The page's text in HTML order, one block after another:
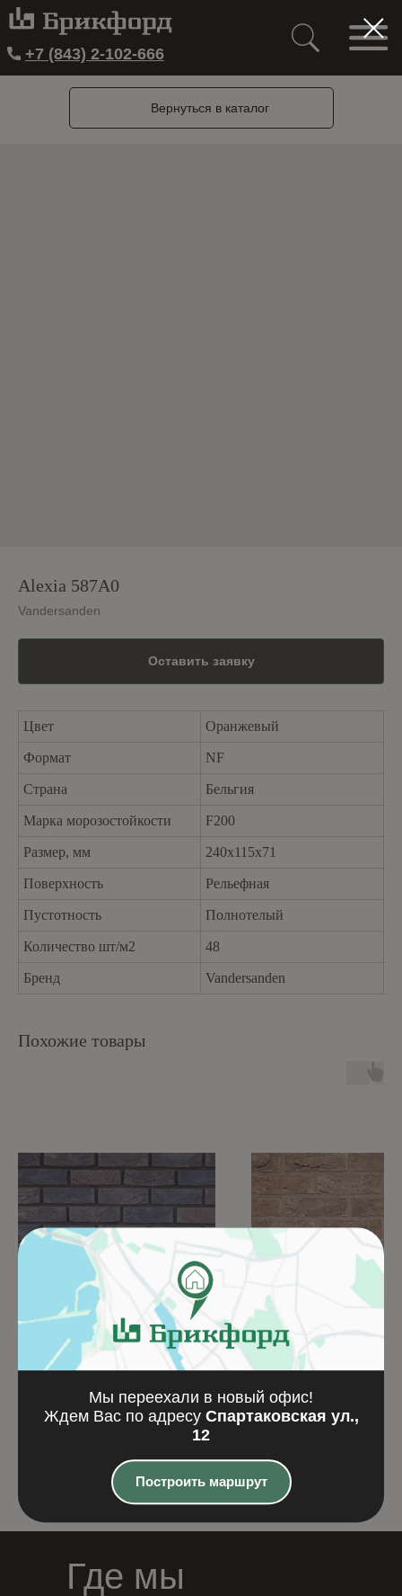
+7 (843) 2-102-666
Вернуться в каталог
Alexia 587A0
Vandersanden
Оставить заявку
Цвет Оранжевый
Формат NF
Страна Бельгия
Марка морозостойкости F200
Размер, мм 240x115x71
Поверхность Рельефная
Пустотность Полнотелый
Количество шт/м2 48
Бренд Vandersanden
Похожие товары
Кирпич ручной
формовки Гауди
Кирпич ручной формовки
Кирпич ручной
формовки Вейсбах
EcoWDF
Кирпич ручной
Где мы
Мы переехали в новый офис!
Ждем Вас по адресу Спартаковская ул.,
12
Построить маршрут